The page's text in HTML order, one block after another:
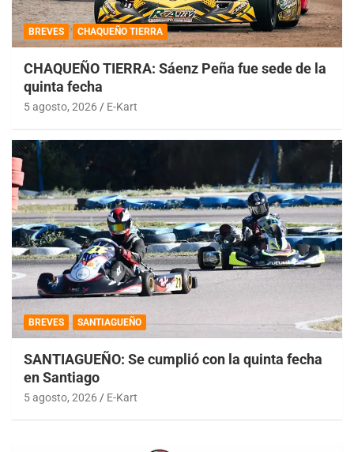
BREVES CHAQUEÑO TIERRA
CHAQUEÑO TIERRA: Sáenz Peña fue sede de la
quinta fecha
5 agosto, 2026 E-Kart
BREVES SANTIAGUEÑO
SANTIAGUEÑO: Se cumplió con la quinta fecha
en Santiago
5 agosto, 2026 E-Kart